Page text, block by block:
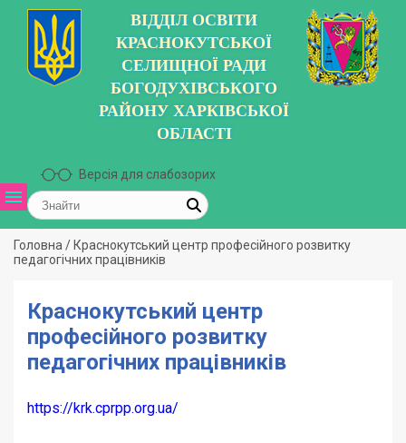
ВІДДІЛ ОСВІТИ
КРАСНОКУТСЬКОЇ
СЕЛИЩНОЇ РАДИ
БОГОДУХІВСЬКОГО
РАЙОНУ ХАРКІВСЬКОЇ
ОБЛАСТІ
Версія для слабозорих
Головна / Краснокутський центр професійного розвитку
педагогічних працівників
Краснокутський центр
професійного розвитку
педагогічних працівників
https://krk.cprpp.org.ua/